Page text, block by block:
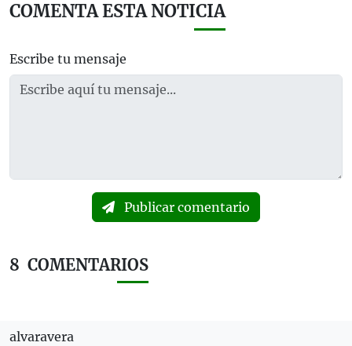
COMENTA ESTA NOTICIA
Escribe tu mensaje
Publicar comentario
8 COMENTARIOS
alvaravera